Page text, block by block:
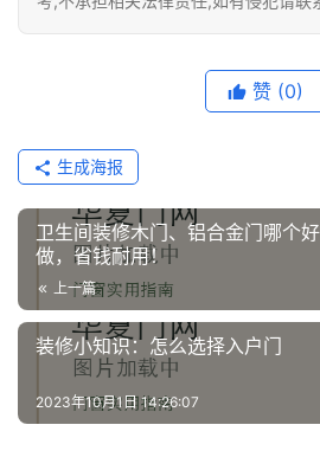
门
安
装
维
修
门
业
讯
赞 (0)
生成海报
卫生间装修木门、铝合金门哪个
做，省钱耐用！
上一篇
装修小知识：怎么选择入户门
2023年10月1日 14:26:07